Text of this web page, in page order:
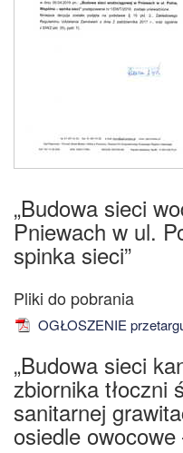
„Budowa sieci
Pniewach w ul.
spinka sieci”
OGŁOSZENIE
„Budowa sieci
zbiornika tłoczni
sanitarnej
osiedle